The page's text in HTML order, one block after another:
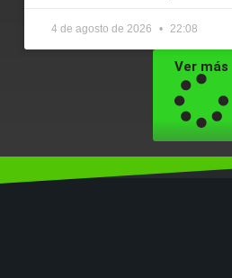
4 de agosto de 2026 22:08
Ver más